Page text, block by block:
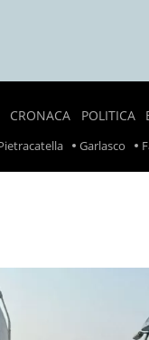
CRONACA
POLITICA
POLITICIGarlasco